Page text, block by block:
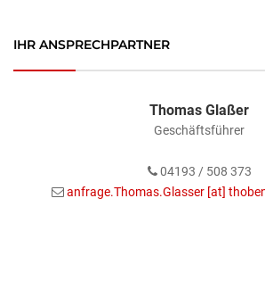
IHR ANSPRECHPARTNER
Thomas Glaßer
Geschäftsführer
04193 / 508 373
anfrage.Thomas.Glasser [at]